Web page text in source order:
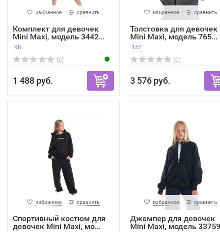
избранное сравнить
Комплект для девочек
Mini Maxi, модель 3442...
98
(0)
1 488 руб.
избранное сравнить
Толстовка для девочек
Mini Maxi, модель 765...
152
(0)
3 576 руб.
избранное сравнить
Спортивный костюм для
девочек Mini Maxi, мо...
избранное сравнить
Джемпер для девочек
Mini Maxi, модель